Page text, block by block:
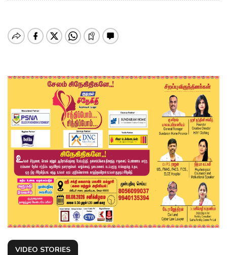
VIDEO STORIES